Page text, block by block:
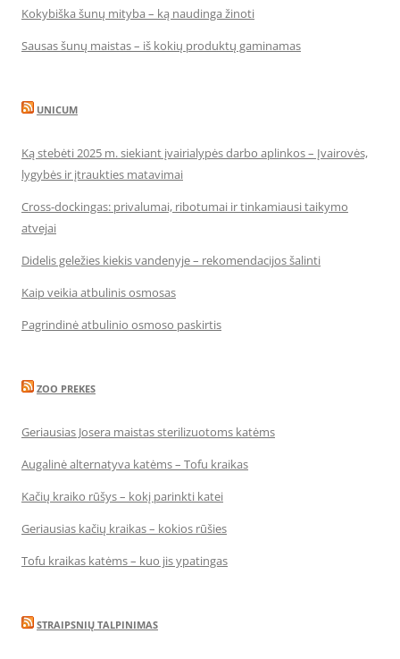
Kokybiška šunų mityba – ką naudinga žinoti
Sausas šunų maistas – iš kokių produktų gaminamas
UNICUM
Ką stebėti 2025 m. siekiant įvairialypės darbo aplinkos – Įvairovės,
lygybės ir įtraukties matavimai
Cross-dockingas: privalumai, ribotumai ir tinkamiausi taikymo
atvejai
Didelis geležies kiekis vandenyje – rekomendacijos šalinti
Kaip veikia atbulinis osmosas
Pagrindinė atbulinio osmoso paskirtis
ZOO PREKES
Geriausias Josera maistas sterilizuotoms katėms
Augalinė alternatyva katėms – Tofu kraikas
Kačių kraiko rūšys – kokį parinkti katei
Geriausias kačių kraikas – kokios rūšies
Tofu kraikas katėms – kuo jis ypatingas
STRAIPSNIŲ TALPINIMAS